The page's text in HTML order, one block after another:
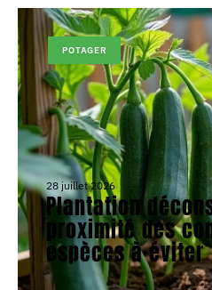
POTAGER
28 juillet 2026
Plantation
proximité des
espèces à éviter